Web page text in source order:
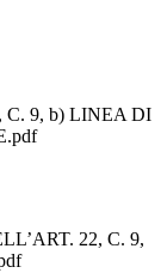
C. 9, b) LINEA DI
22, C. 9,